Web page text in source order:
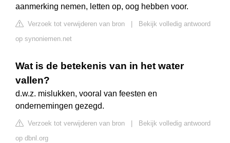
aanmerking nemen, letten op, oog hebben voor.
Verzoek tot verwijderen van bron | Bekijk volledig antwoord
op synoniemen.net
Wat is de betekenis van in het water
vallen?
d.w.z. mislukken, vooral van feesten en
ondernemingen gezegd.
Verzoek tot verwijderen van bron | Bekijk volledig antwoord
op dbnl.org